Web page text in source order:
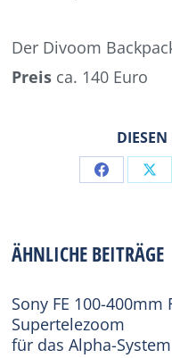
Der Divoom
Preis ca. 140 Euro
Share
ÄHNLICHE BEITRÄGE
Sony FE 100-400mm
Supertelezoom
für das Alpha-System